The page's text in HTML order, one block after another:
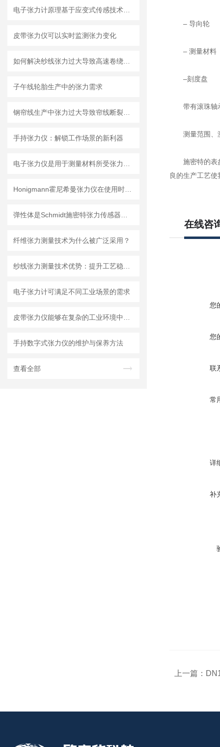
皮带张力仪可以实时监测张力变化
子午线轮胎生产中的张力需求
手持张力仪：解锁工作场景的新利器
纤维张力测量技术为什么被广泛采用？
电子张力计可满足不同工业场景的需求
手持数字式张力仪的维护与保养方法
查看全部
– 导向轮
– 测量材料
–刻度盘
带有滚珠轴承
测量范围、测
施密特的表盘
良的生产工艺
在线咨
您
您
联
常
详
补
上一篇：